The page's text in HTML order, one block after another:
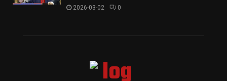
2026-03-02 0